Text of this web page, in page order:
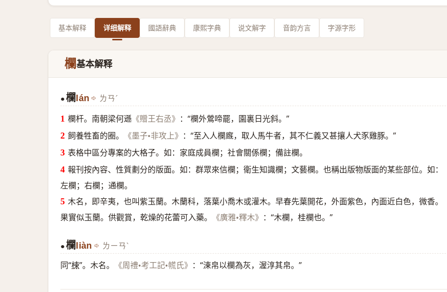
基本解释 详细解释 國語辭典 康熙字典 说文解字 音韵方言 字源字形
欄基本解释
● 欄 lán ㄌㄢˊ
欄杆。南朝梁何遜 《贈王右丞》
：“欄外鶯啼罷，園裏日光斜。”
飼養牲畜的圈。
《墨子•非攻上》
：“至入人欄廐，取人馬牛者，其不仁義又甚攘人犬豕雞豚。”
表格中區分專案的大格子。如：家庭成員欄；社會關係欄；備註欄。
報刊按內容、性質劃分的版面。如：群眾來信欄；衛生知識欄；文藝欄。也稱出版物版面的某些部位。如：
左欄；右欄；通欄。
木名，即辛夷，也叫紫玉蘭。木蘭科，落葉小喬木或灌木。早春先葉開花，外面紫色，內面近白色，微香。
果實似玉蘭。供觀賞，乾燥的花蕾可入藥。
《廣雅•釋木》 ：“木欄，桂欄也。”
● 欄 liàn ㄌㄧㄢˋ
同“楝”。木名。 《周禮•考工記•㡛氏》 ：“湅帛以欄為灰，渥淳其帛。”